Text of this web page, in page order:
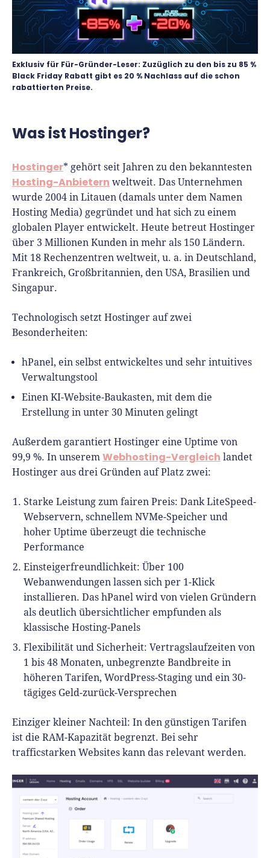
Deals
Exklusiv für Für-Gründer-Leser: Zuzüglich zu den bis zu 85 %
Black Friday Rabatt gibt es 20 % Nachlass auf die schon
rabattierten Preise.
Was ist Hostinger?
Hostinger* gehört seit Jahren zu den bekanntesten
Hosting-Anbietern weltweit. Das Unternehmen
wurde 2004 in Litauen (damals unter dem Namen
Hosting Media) gegründet und hat sich zu einem
globalen Player entwickelt. Heute betreut Hostinger
über 3 Millionen Kunden in mehr als 150 Ländern.
Mit 18 Rechenzentren weltweit, u. a. in Deutschland,
Frankreich, Großbritannien, den USA, Brasilien und
Singapur.
Technologisch setzt Hostinger auf zwei
Besonderheiten:
hPanel, ein selbst entwickeltes und sehr intuitives
Verwaltungstool
Einen KI-Website-Baukasten, mit dem die
Erstellung in unter 30 Minuten gelingt
Außerdem garantiert Hostinger eine Uptime von
99,9 %. In unserem Webhosting-Vergleich landet
Hostinger aus drei Gründen auf Platz zwei:
Starke Leistung zum fairen Preis: Dank LiteSpeed-
Webservern, schnellem NVMe-Speicher und
hoher Uptime überzeugt die technische
Performance
Einsteigerfreundlichkeit: Über 100
Webanwendungen lassen sich per 1-Klick
installieren. Das hPanel wird von vielen Gründern
als deutlich übersichtlicher empfunden als
klassische Hosting-Panels
Flexibilität und Sicherheit: Vertragslaufzeiten von
1 bis 48 Monaten, unbegrenzte Bandbreite in
höheren Tarifen, WordPress-Staging und ein 30-
tägiges Geld-zurück-Versprechen
Einziger kleiner Nachteil: In den günstigen Tarifen
ist die RAM-Kapazität begrenzt. Bei sehr
trafficstarken Websites kann das relevant werden.